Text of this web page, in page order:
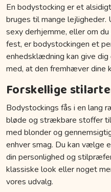
En bodystocking er et
bruges til mange lejligheder.
sexy derhjemme, eller om
fest, er bodystockingen et
enhedsklædning kan give
med, at den fremhæver dine
Forskellige
Bodystockings fås i en lang
bløde og strækbare stoffer
med blonder og
enhver smag. Du kan vælge
din personlighed og
klassiske look eller noget
vores udvalg.